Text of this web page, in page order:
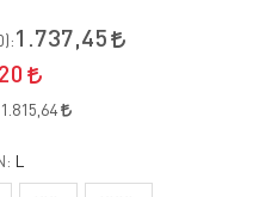
):1.737,45
1.815,64
L